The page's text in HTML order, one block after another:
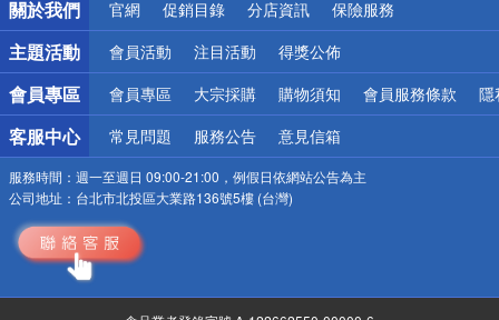
偏遠地區配送
詐騙網頁！請小心！
關於我們
官網 促銷目錄 分店資訊 保險服務
主題活動 會員活動 注目活動 得獎公佈
會員專區 會員專區 大宗採購 購物須知 會員服務條款 隱
客服中心 常見問題 服務公告 意見信箱
服務時間： 週一至週日 09:00-21:00，例假日依網站公告為主
公司地址： 台北市北投區大業路136號5樓 (台灣)